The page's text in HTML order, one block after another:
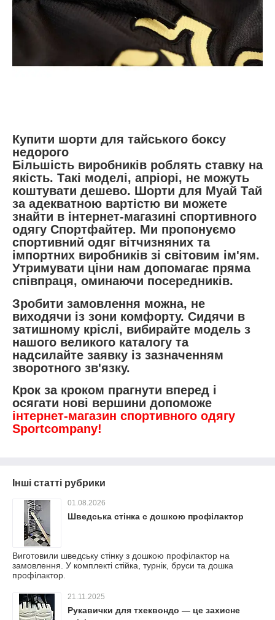
Купити шорти для тайського боксу
недорого
Більшість виробників роблять ставку на
якість. Такі моделі, апріорі, не можуть
коштувати дешево. Шорти для Муай Тай
за адекватною вартістю ви можете
знайти в інтернет-магазині спортивного
одягу Спортфайтер. Ми пропонуємо
спортивний одяг вітчизняних та
імпортних виробників зі світовим ім'ям.
Утримувати ціни нам допомагає пряма
співпраця, оминаючи посередників.
Зробити замовлення можна, не
виходячи із зони комфорту. Сидячи в
затишному кріслі, вибирайте модель з
нашого великого каталогу та
надсилайте заявку із зазначенням
зворотного зв'язку.
Крок за кроком прагнути вперед і
осягати нові вершини допоможе
інтернет-магазин спортивного одягу
Sportcompany!
Інші статті рубрики
01.08.2026
Шведська стінка с дошкою профілактор
Виготовили шведську стінку з дошкою профілактор на
замовлення. У комплекті стійка, турнік, бруси та дошка
профілактор.
21.11.2025
Рукавички для тхеквондо — це захисне